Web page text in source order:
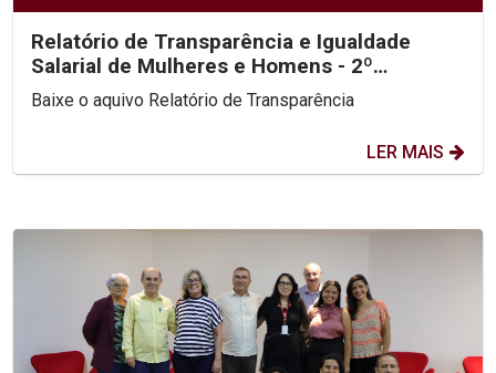
Relatório de Transparência e Igualdade
Salarial de Mulheres e Homens - 2º
Semestre 2025Baixe o aquivo Relatório de Transparência
LER MAIS